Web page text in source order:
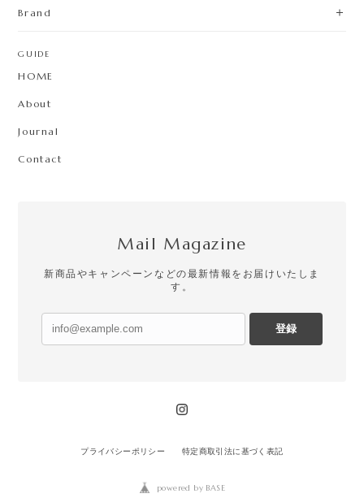
Brand
GUIDE
HOME
About
Journal
Contact
Mail Magazine
新商品やキャンペーンなどの最新情報をお届けいたしま
す。
登録
プライバシーポリシー 特定商取引法に基づく表記
powered by BASE